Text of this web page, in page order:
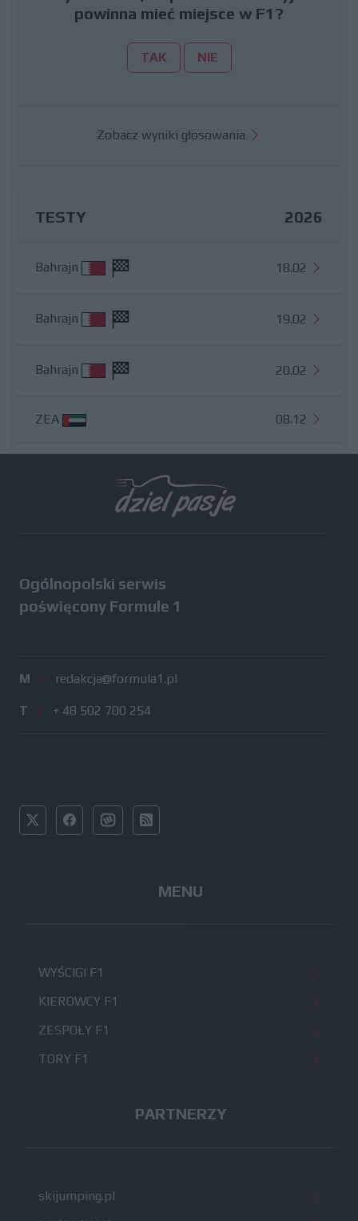
powinna mieć miejsce w F1?
TAK NIE
Zobacz wyniki głosowania
TESTY 2026
Bahrajn 18.02
Bahrajn 19.02
Bahrajn 20.02
ZEA 08.12
Ogólnopolski serwis
poświęcony Formule 1
M / redakcja@formula1.pl
T / + 48 502 700 254
MENU
WYŚCIGI F1
KIEROWCY F1
ZESPOŁY F1
TORY F1
PARTNERZY
skijumping.pl